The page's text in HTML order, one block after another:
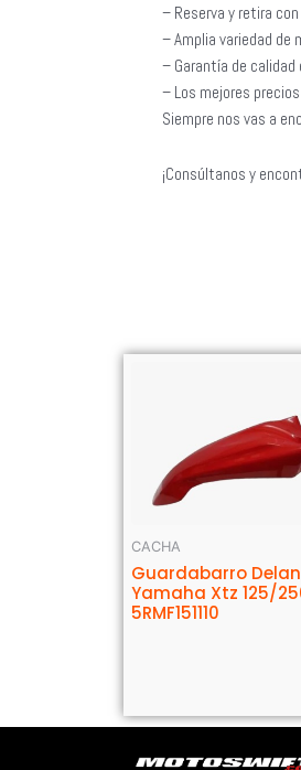
– Reserva y retira
– Amplia variedad de
– Garantía de calidad
– Los mejores
Siempre nos vas a
¡Consúltanos y
CACHA
Guardabarro
Yamaha Xtz 125/
5RMF151110